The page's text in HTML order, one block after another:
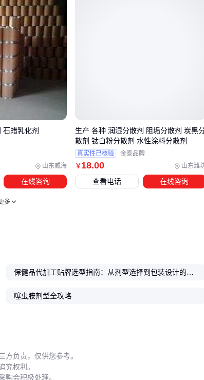
型生产还需要哪些配套支持？
设备后，这些配套环节常超预算：
系统
辅料
不是简单填充物——羟丙甲纤维素不同黏度型号
响片剂崩解时间
品共线生产时，残留检测要用特定防腐剂型培养基
培
囊生产需维持40%RH以下，否则明胶带黏连
踩坑的是
型生产中容易被忽视的操作细节
化原料需先用医药级吐温20
感物料
山东威海
石蜡乳化剂
在线咨询
￥ 18.00 山东潍
生产 各种 润湿分散剂 阻垢分散剂 炭黑
散剂 钛白粉分散剂 水性涂料分散剂
真实性已核验 金泰品牌
查看电话 在线咨询
多
保健品代加工贴牌选型指南：从剂型选择到包装设计的全面考量
噻虫胺剂型全攻略
负责，仅供您参考。
究权利。
会积极处理。